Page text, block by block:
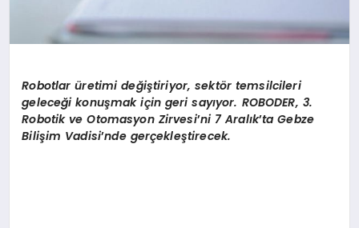
Robotlar üretimi değiştiriyor, sektör temsilcileri
geleceği konuşmak için geri sayıyor. ROBODER, 3.
Robotik ve Otomasyon Zirvesi’ni 7 Aralık’ta Gebze
Bilişim Vadisi’nde gerçekleştirecek.